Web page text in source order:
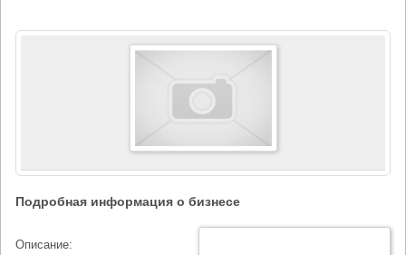
Подробная информация о бизнесе
Описание: